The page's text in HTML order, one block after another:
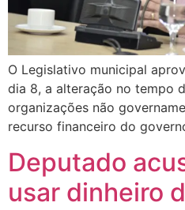
O Legislativo municipal
dia 8, a alteração no tempo
organizações não
recurso financeiro do
Deputado
usar dinheiro